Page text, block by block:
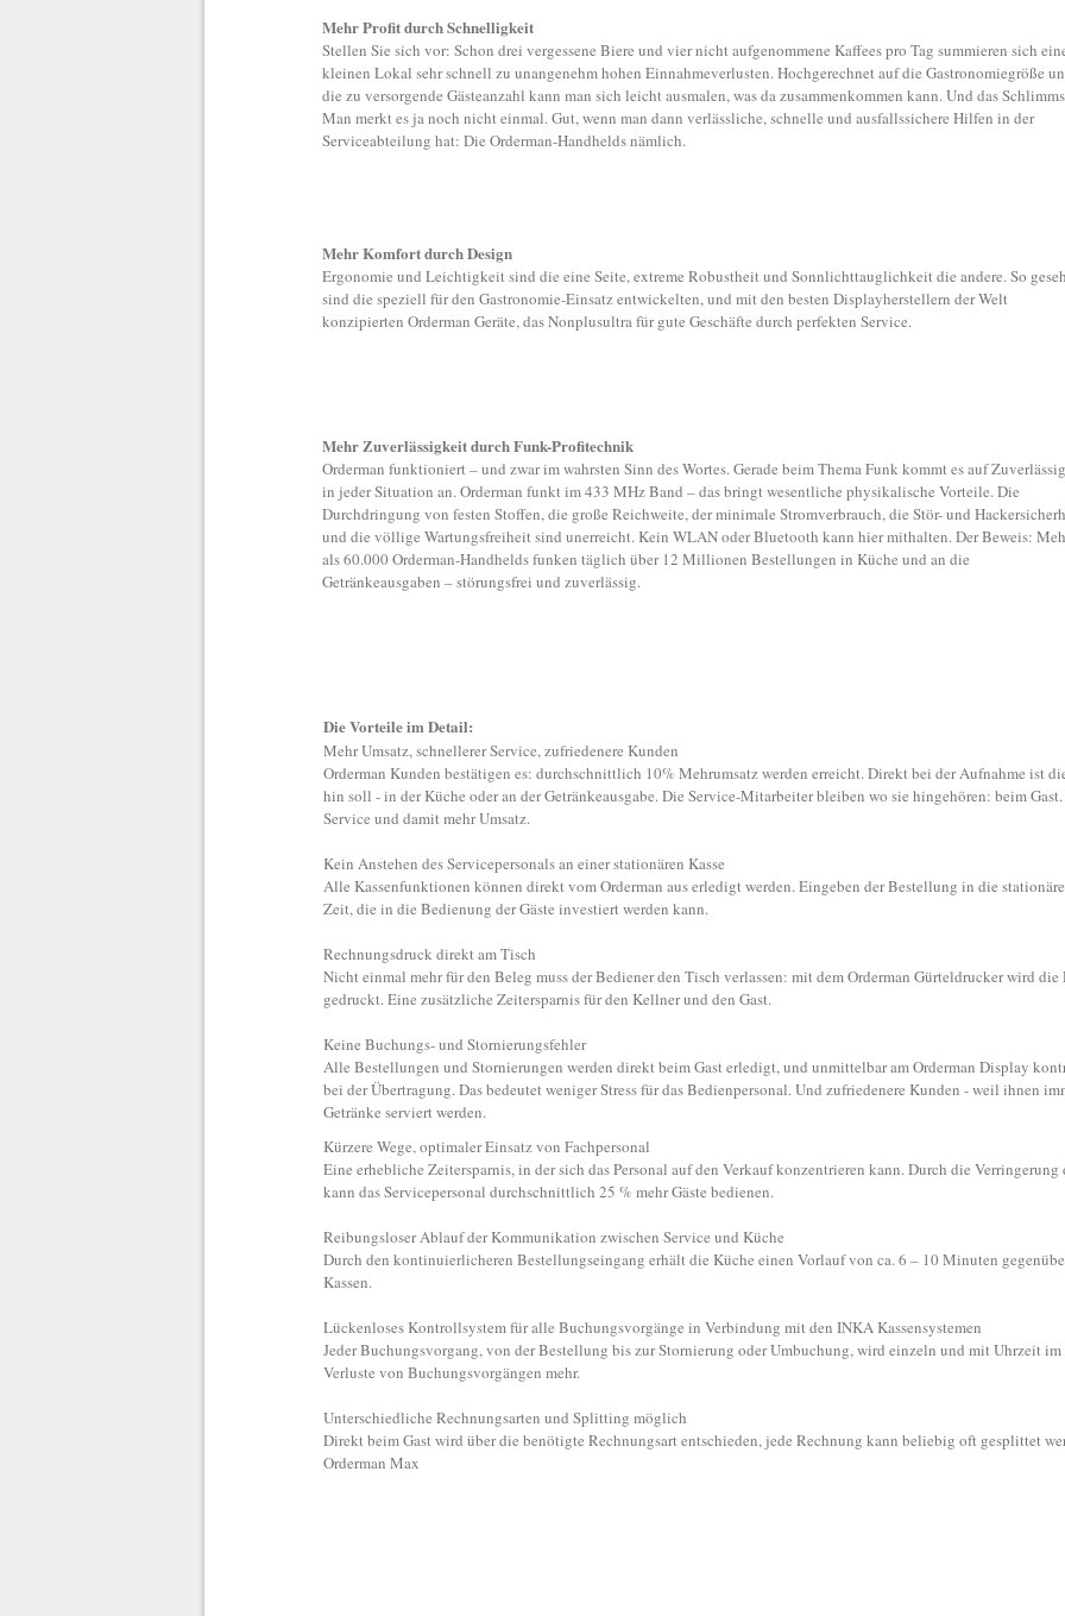
Mehr Profit durch Schnelligkeit
Stellen Sie sich vor: Schon drei vergessene Biere und vier nicht aufgenommene Kaffees pro Tag summieren sich
kleinen Lokal sehr schnell zu unangenehm hohen Einnahmeverlusten. Hochgerechnet auf die Gastronomiegröße
die zu versorgende Gästeanzahl kann man sich leicht ausmalen, was da zusammenkommen kann. Und das
Man merkt es ja noch nicht einmal. Gut, wenn man dann verlässliche, schnelle und ausfallssichere Hilfen in der
Serviceabteilung hat: Die Orderman-Handhelds nämlich.
Mehr Komfort durch Design
Ergonomie und Leichtigkeit sind die eine Seite, extreme Robustheit und Sonnlichttauglichkeit die andere. So
sind die speziell für den Gastronomie-Einsatz entwickelten, und mit den besten Displayherstellern der Welt
konzipierten Orderman Geräte, das Nonplusultra für gute Geschäfte durch perfekten Service.
Mehr Zuverlässigkeit durch Funk-Profitechnik
Orderman funktioniert – und zwar im wahrsten Sinn des Wortes. Gerade beim Thema Funk kommt es auf
in jeder Situation an. Orderman funkt im 433 MHz Band – das bringt wesentliche physikalische Vorteile. Die
Durchdringung von festen Stoffen, die große Reichweite, der minimale Stromverbrauch, die Stör- und
und die völlige Wartungsfreiheit sind unerreicht. Kein WLAN oder Bluetooth kann hier mithalten. Der Beweis:
als 60.000 Orderman-Handhelds funken täglich über 12 Millionen Bestellungen in Küche und an die
Getränkeausgaben – störungsfrei und zuverlässig.
Die Vorteile im Detail:
Mehr Umsatz, schnellerer Service, zufriedenere Kunden
Orderman Kunden bestätigen es: durchschnittlich 10% Mehrumsatz werden erreicht. Direkt bei der Aufnahme ist
hin soll - in der Küche oder an der Getränkeausgabe. Die Service-Mitarbeiter bleiben wo sie hingehören: beim
Service und damit mehr Umsatz.
Kein Anstehen des Servicepersonals an einer stationären Kasse
Alle Kassenfunktionen können direkt vom Orderman aus erledigt werden. Eingeben der Bestellung in die
Zeit, die in die Bedienung der Gäste investiert werden kann.
Rechnungsdruck direkt am Tisch
Nicht einmal mehr für den Beleg muss der Bediener den Tisch verlassen: mit dem Orderman Gürteldrucker wird
gedruckt. Eine zusätzliche Zeitersparnis für den Kellner und den Gast.
Keine Buchungs- und Stornierungsfehler
Alle Bestellungen und Stornierungen werden direkt beim Gast erledigt, und unmittelbar am Orderman Display
bei der Übertragung. Das bedeutet weniger Stress für das Bedienpersonal. Und zufriedenere Kunden - weil ihnen
Getränke serviert werden.
Kürzere Wege, optimaler Einsatz von Fachpersonal
Eine erhebliche Zeitersparnis, in der sich das Personal auf den Verkauf konzentrieren kann. Durch die
kann das Servicepersonal durchschnittlich 25 % mehr Gäste bedienen.
Reibungsloser Ablauf der Kommunikation zwischen Service und Küche
Durch den kontinuierlicheren Bestellungseingang erhält die Küche einen Vorlauf von ca. 6 – 10 Minuten
Kassen.
Lückenloses Kontrollsystem für alle Buchungsvorgänge in Verbindung mit den INKA Kassensystemen
Jeder Buchungsvorgang, von der Bestellung bis zur Stornierung oder Umbuchung, wird einzeln und mit Uhrzeit
Verluste von Buchungsvorgängen mehr.
Unterschiedliche Rechnungsarten und Splitting möglich
Direkt beim Gast wird über die benötigte Rechnungsart entschieden, jede Rechnung kann beliebig oft gesplittet
Orderman Max